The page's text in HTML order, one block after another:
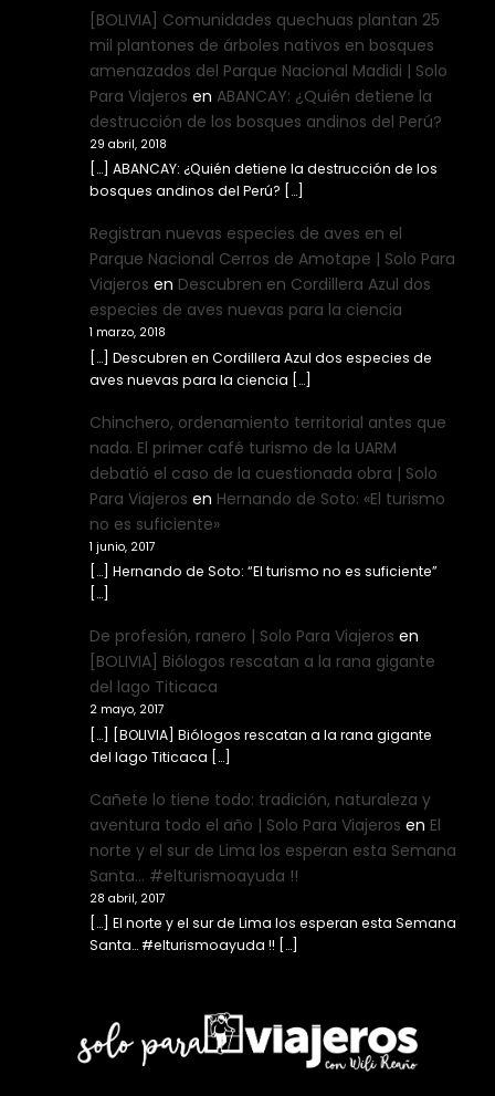
[BOLIVIA] Comunidades quechuas plantan 25
mil plantones de árboles nativos en bosques
amenazados del Parque Nacional Madidi | Solo
Para Viajeros en ABANCAY: ¿Quién detiene la
destrucción de los bosques andinos del Perú?
29 abril, 2018
[…] ABANCAY: ¿Quién detiene la destrucción de los
bosques andinos del Perú? […]
Registran nuevas especies de aves en el
Parque Nacional Cerros de Amotape | Solo Para
Viajeros en Descubren en Cordillera Azul dos
especies de aves nuevas para la ciencia
1 marzo, 2018
[…] Descubren en Cordillera Azul dos especies de
aves nuevas para la ciencia […]
Chinchero, ordenamiento territorial antes que
nada. El primer café turismo de la UARM
debatió el caso de la cuestionada obra | Solo
Para Viajeros en Hernando de Soto: «El turismo
no es suficiente»
1 junio, 2017
[…] Hernando de Soto: “El turismo no es suficiente”
[…]
De profesión, ranero | Solo Para Viajeros en
[BOLIVIA] Biólogos rescatan a la rana gigante
del lago Titicaca
2 mayo, 2017
[…] [BOLIVIA] Biólogos rescatan a la rana gigante
del lago Titicaca […]
Cañete lo tiene todo: tradición, naturaleza y
aventura todo el año | Solo Para Viajeros en El
norte y el sur de Lima los esperan esta Semana
Santa… #elturismoayuda !!
28 abril, 2017
[…] El norte y el sur de Lima los esperan esta Semana
Santa… #elturismoayuda !! […]